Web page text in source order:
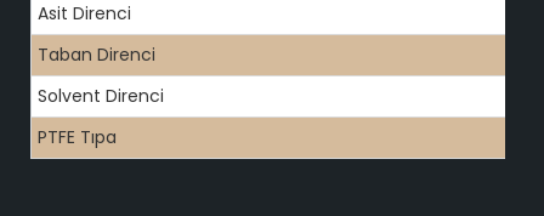
Asit Direnci
Taban Direnci
Solvent Direnci
PTFE Tıpa